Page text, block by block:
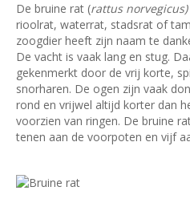
De bruine rat (rattus norvegicus)
rioolrat, waterrat, stadsrat of
zoogdier heeft zijn naam te
De vacht is vaak lang en stug.
gekenmerkt door de vrij korte,
snorharen. De ogen zijn vaak
rond en vrijwel altijd korter dan
voorzien van ringen. De bruine
tenen aan de voorpoten en vijf